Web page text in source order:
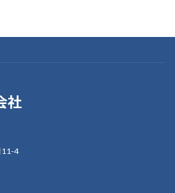
社
11-4